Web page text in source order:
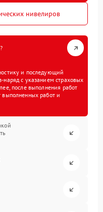
нивелиров
и последующий
наряд с указанием страховых
после выполнения работ
выполненных работ и